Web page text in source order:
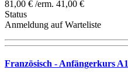
81,00 € /erm. 41,00 €
Status
Anmeldung auf Warteliste
Französisch - Anfängerkurs A1